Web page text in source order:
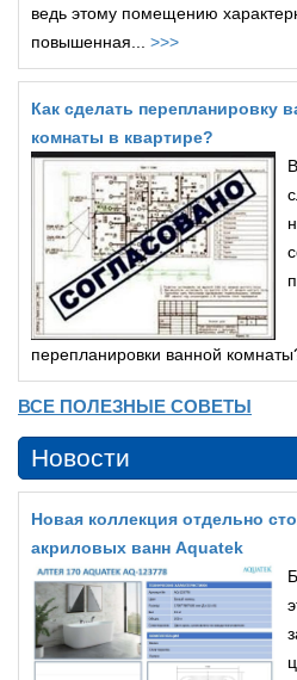
ведь этому помещению
повышенная... >>>
Как сделать перепланировку
комнаты в квартире?
перепланировки ванной
ВСЕ ПОЛЕЗНЫЕ СОВЕТЫ
Новости
Новая коллекция отдельно
акриловых ванн Aquatek